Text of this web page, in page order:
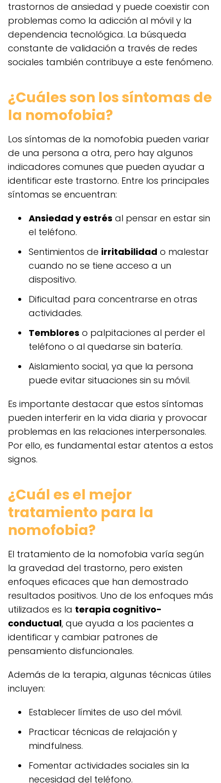
trastornos de ansiedad y puede coexistir con
problemas como la adicción al móvil y la
dependencia tecnológica. La búsqueda
constante de validación a través de redes
sociales también contribuye a este fenómeno.
¿Cuáles son los síntomas de
la nomofobia?
Los síntomas de la nomofobia pueden variar
de una persona a otra, pero hay algunos
indicadores comunes que pueden ayudar a
identificar este trastorno. Entre los principales
síntomas se encuentran:
Ansiedad y estrés al pensar en estar sin
el teléfono.
Sentimientos de irritabilidad o malestar
cuando no se tiene acceso a un
dispositivo.
Dificultad para concentrarse en otras
actividades.
Temblores o palpitaciones al perder el
teléfono o al quedarse sin batería.
Aislamiento social, ya que la persona
puede evitar situaciones sin su móvil.
Es importante destacar que estos síntomas
pueden interferir en la vida diaria y provocar
problemas en las relaciones interpersonales.
Por ello, es fundamental estar atentos a estos
signos.
¿Cuál es el mejor
tratamiento para la
nomofobia?
El tratamiento de la nomofobia varía según
la gravedad del trastorno, pero existen
enfoques eficaces que han demostrado
resultados positivos. Uno de los enfoques más
utilizados es la terapia cognitivo-
conductual, que ayuda a los pacientes a
identificar y cambiar patrones de
pensamiento disfuncionales.
Además de la terapia, algunas técnicas útiles
incluyen:
Establecer límites de uso del móvil.
Practicar técnicas de relajación y
mindfulness.
Fomentar actividades sociales sin la
necesidad del teléfono.